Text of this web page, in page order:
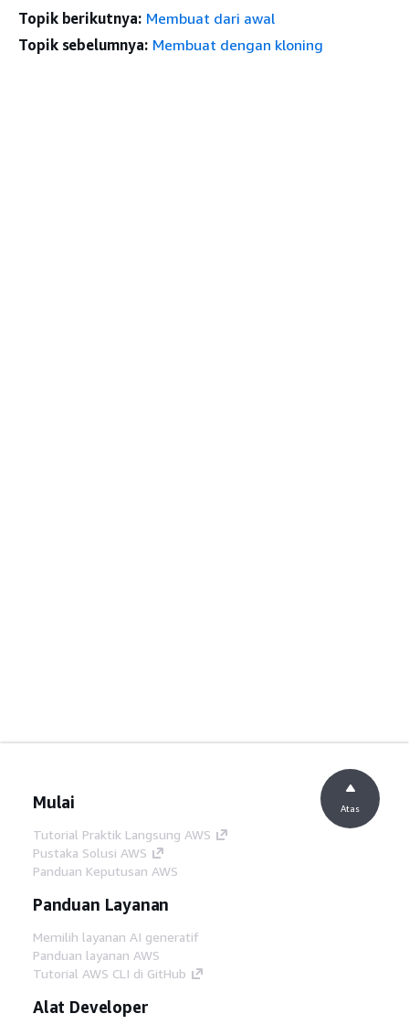
Topik berikutnya: Membuat dari awal
Topik sebelumnya: Membuat dengan kloning
Mulai
Tutorial Praktik Langsung AWS
Pustaka Solusi AWS
Panduan Keputusan AWS
Panduan Layanan
Memilih layanan AI generatif
Panduan layanan AWS
Tutorial AWS CLI di GitHub
Alat Developer
Atas